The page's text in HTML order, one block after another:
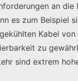
an die
es zum Beispiel
Kabel von
zu
sind extrem